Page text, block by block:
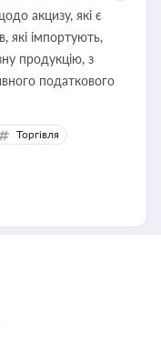
акцизу, які є
які імпортують,
продукцію, з
податкового
Торгівля